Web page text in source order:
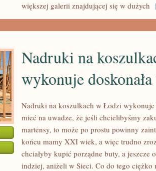
większej galerii znajdującej się w dużych
Nadruki na
wykonuje
Nadruki na koszulkach w Łodzi wykonuje
mieć na uwadze, że jeśli chcielibyśmy
martensy, to może po prostu powinny
końcu mamy XXI wiek, a więc trudno
chciałyby kupić porządne buty, a jeszcze
indziej, aniżeli w Sieci. Co do tego ciężko